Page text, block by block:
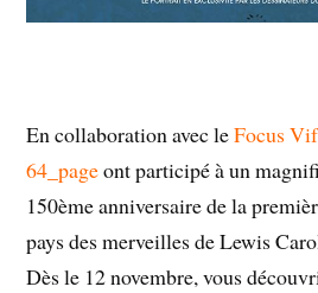
En collaboration avec leFocus Vif
64_pageont participé à un
150ème anniversaire de la
pays des merveilles de Lewis
Dès le 12 novembre, vous